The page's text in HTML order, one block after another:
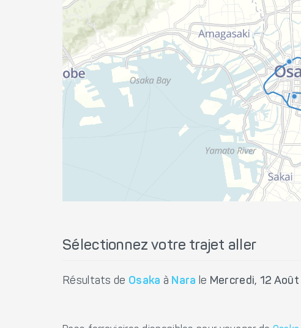
Sélectionnez votre trajet aller
Résultats de Osaka à Nara le Mercredi, 12